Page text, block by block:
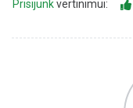
Prisijunkvertinimui: